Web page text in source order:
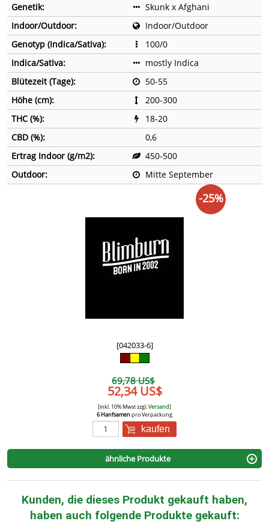
Genetik:
Skunk x Afghani
Indoor/Outdoor:
Indoor/Outdoor
Genotyp (Indica/Sativa):
100/0
Indica/Sativa:
mostly Indica
Blütezeit (Tage):
50-55
Höhe (cm):
200-300
THC (%):
18-20
CBD (%):
0,6
Ertrag Indoor (g/m2):
450-500
Outdoor:
Mitte September
[042033-6]
69,78 US$
52,34 US$
[inkl. 10% Mwst zzgl.Versand]
6 Hanfsamenpro Verpackung
kaufen
-25%
ähnliche Produkte
Kunden, die dieses Produkt gekauft haben,
haben auch folgende Produkte gekauft: